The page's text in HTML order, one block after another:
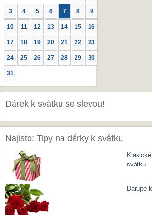
3 4 5 6 7 8 9
10 11 12 13 14 15 16
17 18 19 20 21 22 23
24 25 26 27 28 29 30
31
Dárek k svátku se slevou!
Najisto: Tipy na dárky k svátku
svátku
Darujte